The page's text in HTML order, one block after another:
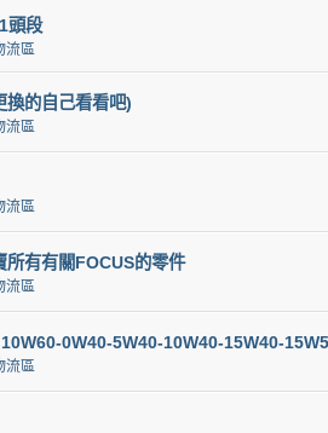
頭段
流區
換的自己看看吧)
流區
流區
所有有關FOCUS的零件
流區
10W60-0W40-5W40-10W40-15W40-
流區